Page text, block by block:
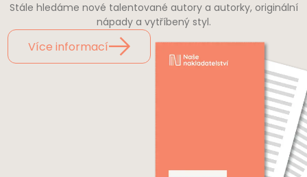
Stále hledáme nové talentované autory a autorky, originální
nápady a vytříbený styl.
Více informací